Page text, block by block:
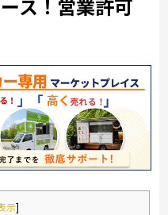
ス！営業許可
示]